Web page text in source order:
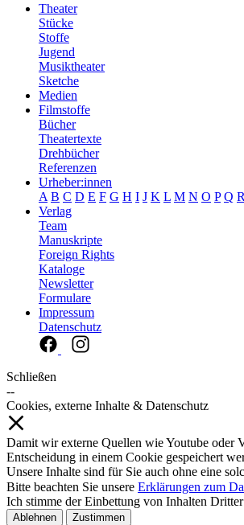
Theater
Stücke
Stoffe
Jugend
Musiktheater
Sketche
Medien
Filmstoffe
Bücher
Theatertexte
Drehbücher
Referenzen
Urheber:innen
A B C D E F G H I J K L M N O P Q R
Verlag
Team
Manuskripte
Foreign Rights
Kataloge
Newsletter
Formulare
Impressum
Datenschutz
Schließen
--
Cookies, externe Inhalte & Datenschutz
Damit wir externe Quellen wie Youtube oder
Entscheidung in einem Cookie gespeichert
Unsere Inhalte sind für Sie auch ohne eine
Bitte beachten Sie unsere Erklärungen zum
Ich stimme der Einbettung von Inhalten
Ablehnen Zustimmen